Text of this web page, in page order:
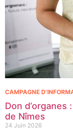
Don d’organes
de Nîmes
24 Juin 2026
CAMPAGNE